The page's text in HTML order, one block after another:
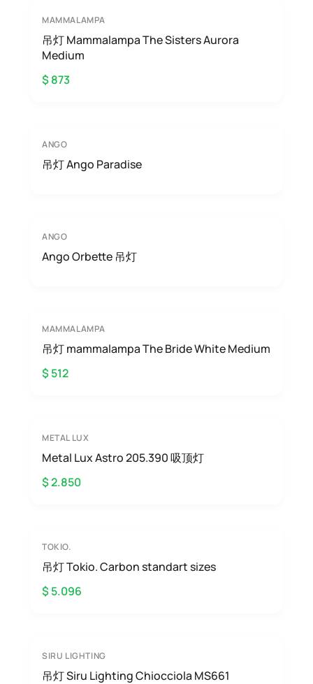
MAMMALAMPA
吊灯 Mammalampa The Sisters Aurora
Medium
$ 873
ANGO
吊灯 Ango Paradise
ANGO
Ango Orbette 吊灯
MAMMALAMPA
吊灯 mammalampa The Bride White Medium
$ 512
METAL LUX
Metal Lux Astro 205.390 吸顶灯
$ 2.850
TOKIO.
吊灯 Tokio. Carbon standart sizes
$ 5.096
SIRU LIGHTING
吊灯 Siru Lighting Chiocciola MS661